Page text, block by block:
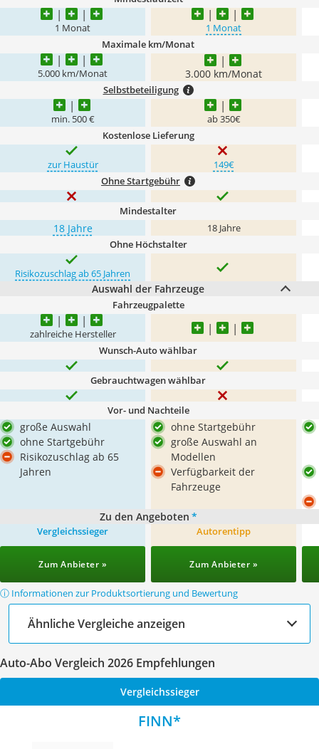
1 Monat 1 Monat
Maximale km/Monat
5.000 km/Monat 3.000 km/Monat
Selbstbeteiligung
min. 500 € ab 350€
Kostenlose Lieferung
zur Haustür 149€
Ohne Startgebühr
Mindestalter
18 Jahre 18 Jahre
Ohne Höchstalter
Risikozuschlag ab 65 Jahren
Auswahl der Fahrzeuge
Fahrzeugpalette
zahlreiche Hersteller
Wunsch-Auto wählbar
Gebrauchtwagen wählbar
Vor- und Nachteile
große Auswahl
ohne Startgebühr
Risikozuschlag ab 65
Jahren
ohne Startgebühr
große Auswahl an
Modellen
Verfügbarkeit der
Fahrzeuge
Zu den Angeboten *
Vergleichssieger
Zum Anbieter »
Autorentipp
Zum Anbieter »
ⓘ Informationen zur Produktsortierung und Bewertung
Ähnliche Vergleiche anzeigen
Auto-Abo Vergleich 2026 Empfehlungen
Vergleichssieger
FINN